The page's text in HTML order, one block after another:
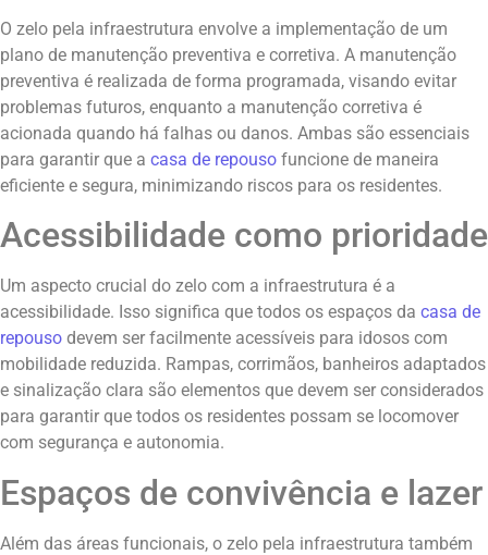
O zelo pela infraestrutura envolve a implementação de um
plano de manutenção preventiva e corretiva. A manutenção
preventiva é realizada de forma programada, visando evitar
problemas futuros, enquanto a manutenção corretiva é
acionada quando há falhas ou danos. Ambas são essenciais
para garantir que a casa de repouso funcione de maneira
eficiente e segura, minimizando riscos para os residentes.
Acessibilidade como prioridade
Um aspecto crucial do zelo com a infraestrutura é a
acessibilidade. Isso significa que todos os espaços da casa de
repouso devem ser facilmente acessíveis para idosos com
mobilidade reduzida. Rampas, corrimãos, banheiros adaptados
e sinalização clara são elementos que devem ser considerados
para garantir que todos os residentes possam se locomover
com segurança e autonomia.
Espaços de convivência e lazer
Além das áreas funcionais, o zelo pela infraestrutura também